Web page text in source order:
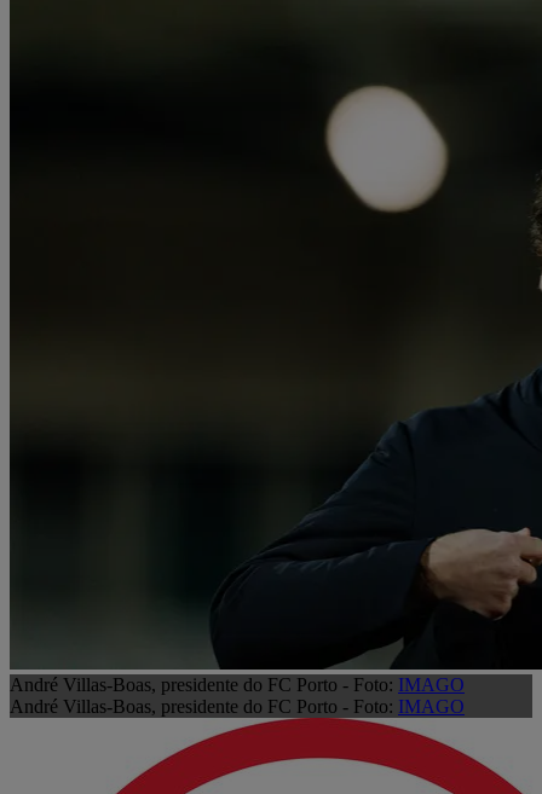
André Villas-Boas, presidente do FC Porto - Foto: IMAGO
André Villas-Boas, presidente do FC Porto - Foto: IMAGO